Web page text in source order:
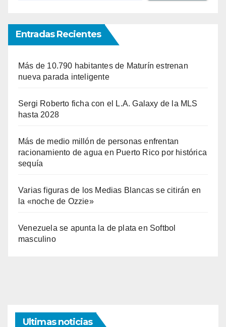
Entradas Recientes
Más de 10.790 habitantes de Maturín estrenan
nueva parada inteligente
Sergi Roberto ficha con el L.A. Galaxy de la MLS
hasta 2028
Más de medio millón de personas enfrentan
racionamiento de agua en Puerto Rico por histórica
sequía
Varias figuras de los Medias Blancas se citirán en
la «noche de Ozzie»
Venezuela se apunta la de plata en Softbol
masculino
Ultimas noticias